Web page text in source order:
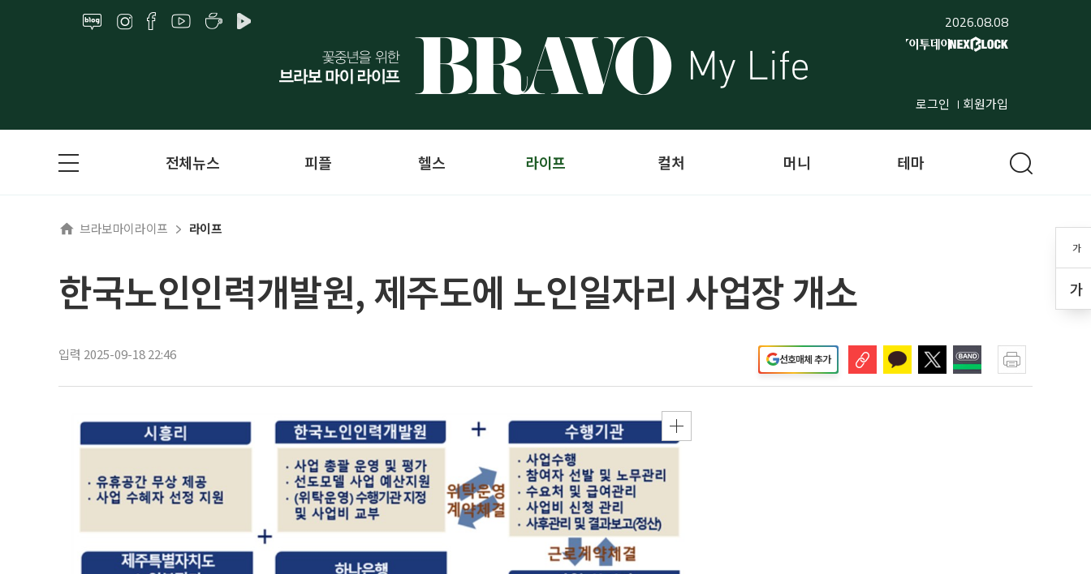
2026.08.08
로그인 회원가입
가
가
전체뉴스 피플 헬스 라이프 컬처 머니 테마
브라보마이라이프 라이프
한국노인인력개발원, 제주도에 노인일자리 사업장 개소
입력 2025-09-18 22:46 선호매체 추가